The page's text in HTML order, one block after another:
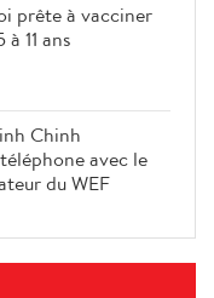
prête à vacciner
11 ans
Chinh
avec le
du WEF